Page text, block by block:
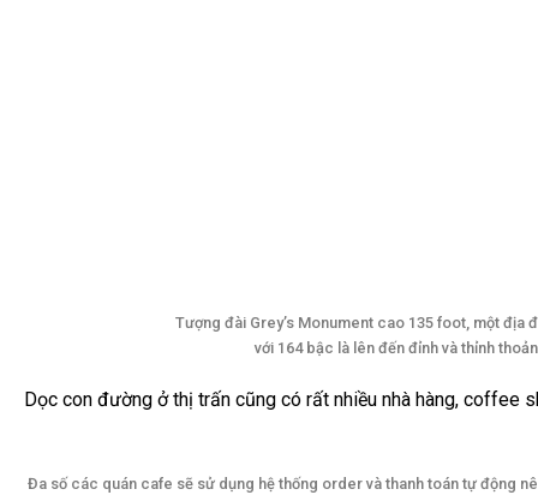
Tượng đài Grey’s Monument cao 135 foot, một địa
với 164 bậc là lên đến đỉnh và thỉnh
Dọc con đường ở thị trấn cũng có rất nhiều nhà hàng,
Đa số các quán cafe sẽ sử dụng hệ thống order và thanh toán tự động